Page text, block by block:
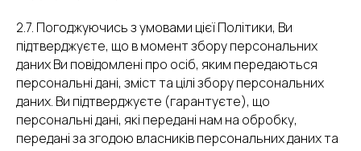
2.7. Погоджуючись з умовами цієї Політики, Ви
підтверджуєте, що в момент збору персональних
даних Ви повідомлені про осіб, яким передаються
персональні дані, зміст та цілі збору персональних
даних. Ви підтверджуєте (гарантуєте), що
персональні дані, які передані нам на обробку,
передані за згодою власників персональних даних та